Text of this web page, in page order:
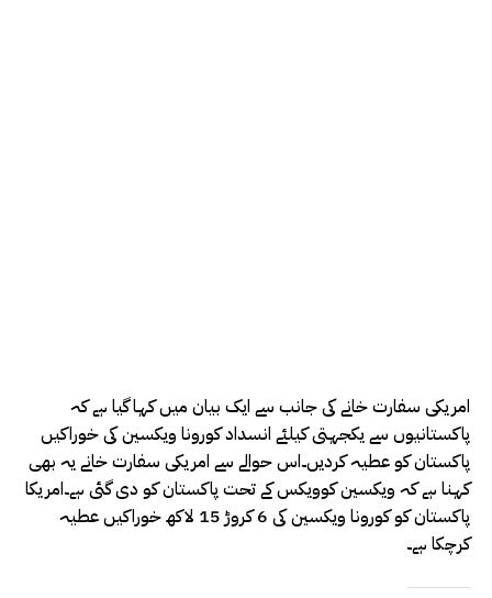
امریکی سفارت خانے کی جانب سے ایک بیان میں کہا گیا ہے کہ
پاکستانیوں سے یکجہتی کیلئے انسداد کورونا ویکسین کی خوراکیں
پاکستان کو عطیہ کردیں۔اس حوالے سے امریکی سفارت خانے یہ بھی
کہنا ہے کہ ویکسین کوویکس کے تحت پاکستان کو دی گئی ہے۔امریکا
پاکستان کو کورونا ویکسین کی 6 کروڑ 15 لاکھ خوراکیں عطیہ
کرچکا ہے۔